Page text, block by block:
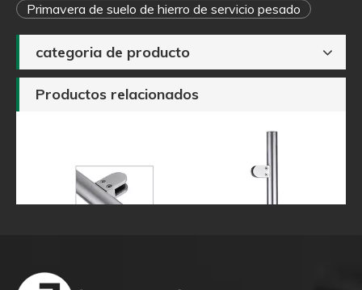
Primavera de suelo de hierro de servicio pesado
categoria de producto
Productos relacionados